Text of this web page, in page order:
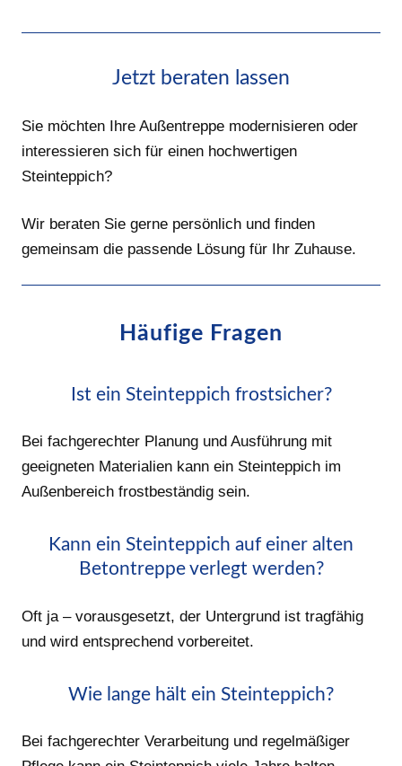
Jetzt beraten lassen
Sie möchten Ihre Außentreppe modernisieren oder
interessieren sich für einen hochwertigen
Steinteppich?
Wir beraten Sie gerne persönlich und finden
gemeinsam die passende Lösung für Ihr Zuhause.
Häufige Fragen
Ist ein Steinteppich frostsicher?
Bei fachgerechter Planung und Ausführung mit
geeigneten Materialien kann ein Steinteppich im
Außenbereich frostbeständig sein.
Kann ein Steinteppich auf einer alten
Betontreppe verlegt werden?
Oft ja – vorausgesetzt, der Untergrund ist tragfähig
und wird entsprechend vorbereitet.
Wie lange hält ein Steinteppich?
Bei fachgerechter Verarbeitung und regelmäßiger